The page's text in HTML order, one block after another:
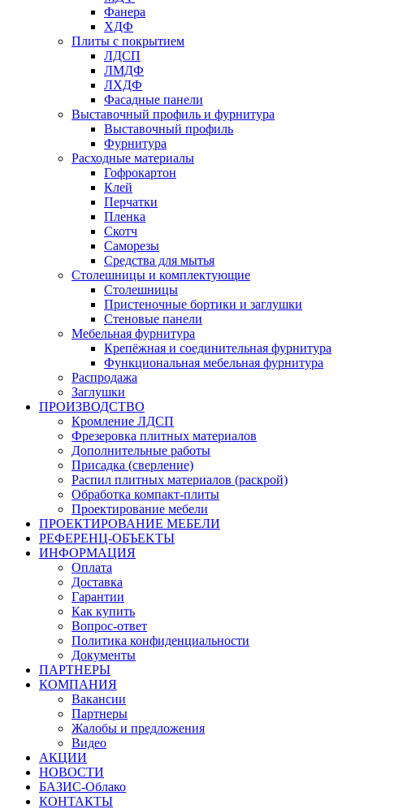
Фанера
ХДФ
Плиты с покрытием
ЛДСП
ЛМДФ
ЛХДФ
Фасадные панели
Выставочный профиль и фурнитура
Выставочный профиль
Фурнитура
Расходные материалы
Гофрокартон
Клей
Перчатки
Пленка
Скотч
Саморезы
Средства для мытья
Столешницы и комплектующие
Столешницы
Пристеночные бортики и заглушки
Стеновые панели
Мебельная фурнитура
Крепёжная и соединительная фурнитура
Функциональная мебельная фурнитура
Распродажа
Заглушки
ПРОИЗВОДСТВО
Кромление ЛДСП
Фрезеровка плитных материалов
Дополнительные работы
Присадка (сверление)
Распил плитных материалов (раскрой)
Обработка компакт-плиты
Проектирование мебели
ПРОЕКТИРОВАНИЕ МЕБЕЛИ
РЕФЕРЕНЦ-ОБЪЕKТЫ
ИНФОРМАЦИЯ
Оплата
Доставка
Гарантии
Как купить
Вопрос-ответ
Политика конфиденциальности
Документы
ПАРТНЕРЫ
КОМПАНИЯ
Вакансии
Партнеры
Жалобы и предложения
Видео
АКЦИИ
НОВОСТИ
БАЗИС-Облако
КОНТАКТЫ